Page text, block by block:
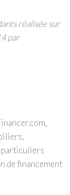
réalisée sur
par
particuliers
de financement